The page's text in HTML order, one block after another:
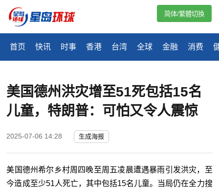
首页 快讯 时事 香港 台湾 全球 金融 消费
简体/繁體切換
美国德州洪灾增至51死包括15名
儿童，特朗普：可怕又令人震惊
2025-07-06 14:28 生成海报
美国德州希尔乡村周四晚至周五凌晨遭遇暴雨引发洪灾，至
今造成至少51人死亡，其中包括15名儿童。当局仍在全力搜